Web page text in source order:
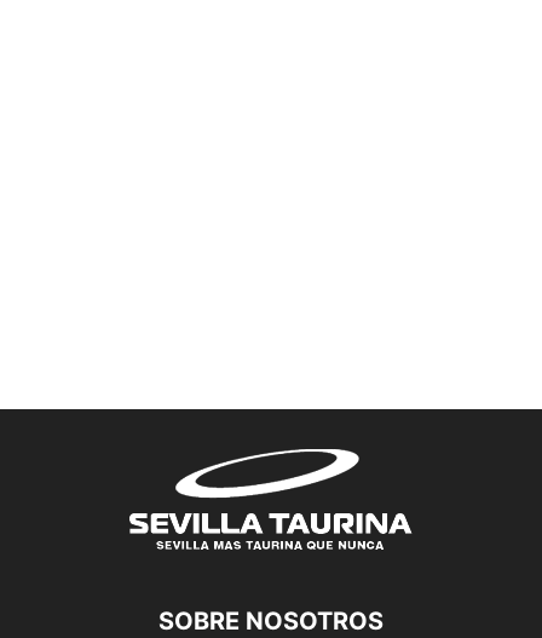
SOBRE NOSOTROS